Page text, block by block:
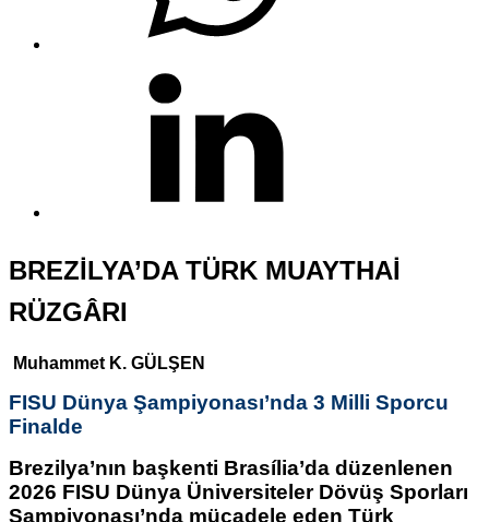
BREZİLYA’DA TÜRK MUAYTHAİ
RÜZGÂRI
Muhammet K. GÜLŞEN
FISU Dünya Şampiyonası’nda 3 Milli Sporcu
Finalde
Brezilya’nın başkenti Brasília’da düzenlenen
2026 FISU Dünya Üniversiteler Dövüş Sporları
Şampiyonası’nda mücadele eden Türk